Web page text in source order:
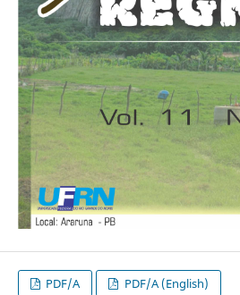
PDF/A PDF/A (English)